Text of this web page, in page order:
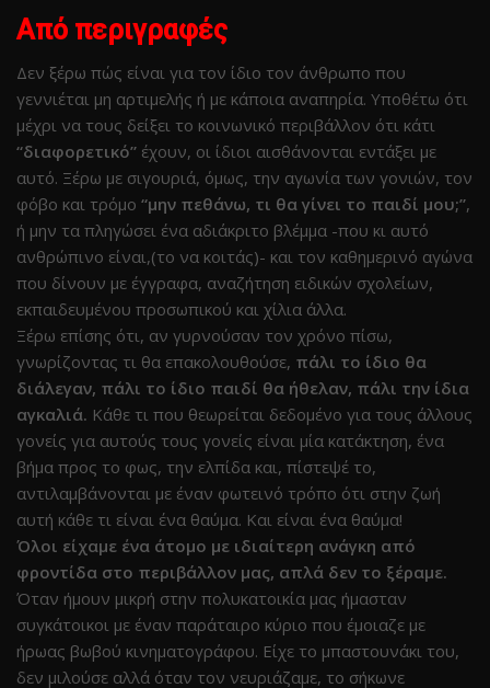
Από περιγραφές
Δεν ξέρω πώς είναι για τον ίδιο τον άνθρωπο που
γεννιέται μη αρτιμελής ή με κάποια αναπηρία. Υποθέτω ότι
μέχρι να τους δείξει το κοινωνικό περιβάλλον ότι κάτι
“διαφορετικό” έχουν, οι ίδιοι αισθάνονται εντάξει με
αυτό. Ξέρω με σιγουριά, όμως, την αγωνία των γονιών, τον
φόβο και τρόμο “μην πεθάνω, τι θα γίνει το παιδί μου;”,
ή μην τα πληγώσει ένα αδιάκριτο βλέμμα -που κι αυτό
ανθρώπινο είναι,(το να κοιτάς)- και τον καθημερινό αγώνα
που δίνουν με έγγραφα, αναζήτηση ειδικών σχολείων,
εκπαιδευμένου προσωπικού και χίλια άλλα.
Ξέρω επίσης ότι, αν γυρνούσαν τον χρόνο πίσω,
γνωρίζοντας τι θα επακολουθούσε, πάλι το ίδιο θα
διάλεγαν, πάλι το ίδιο παιδί θα ήθελαν, πάλι την ίδια
αγκαλιά. Κάθε τι που θεωρείται δεδομένο για τους άλλους
γονείς για αυτούς τους γονείς είναι μία κατάκτηση, ένα
βήμα προς το φως, την ελπίδα και, πίστεψέ το,
αντιλαμβάνονται με έναν φωτεινό τρόπο ότι στην ζωή
αυτή κάθε τι είναι ένα θαύμα. Και είναι ένα θαύμα!
Όλοι είχαμε ένα άτομο με ιδιαίτερη ανάγκη από
φροντίδα στο περιβάλλον μας, απλά δεν το ξέραμε.
Όταν ήμουν μικρή στην πολυκατοικία μας ήμασταν
συγκάτοικοι με έναν παράταιρο κύριο που έμοιαζε με
ήρωας βωβού κινηματογράφου. Είχε το μπαστουνάκι του,
δεν μιλούσε αλλά όταν τον νευριάζαμε, το σήκωνε